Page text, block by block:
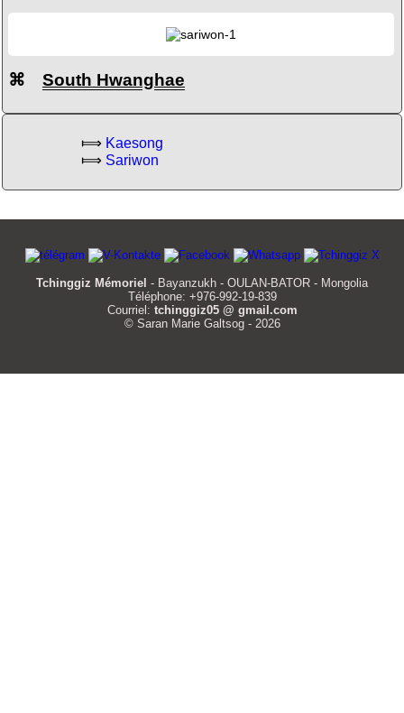
⌘ South Hwanghae
⟾ Kaesong
⟾ Sariwon
Tchinggiz Mémoriel - Bayanzukh - OULAN-BATOR - Mongolia
Téléphone: +976-992-19-839
Courriel: tchinggiz05 @ gmail.com
© Saran Marie Galtsog - 2026